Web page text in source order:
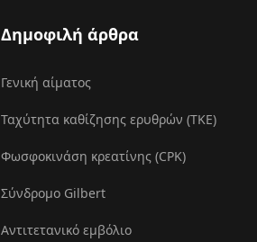
Δημοφιλή άρθρα
Γενική αίματος
Ταχύτητα καθίζησης ερυθρών (ΤΚΕ)
Φωσφοκινάση κρεατίνης (CPK)
Σύνδρομο Gilbert
Αντιτετανικό εμβόλιο